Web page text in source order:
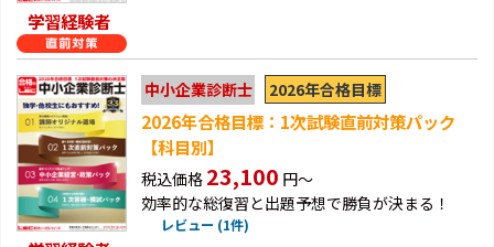
学習経験者
中小企業診断士 2026年合格目標
2026年合格目標：1次試験直前対策パック
【科目別】
税込価格 23,100 円～
効率的な総復習と出題予想で勝負が決まる！
レビュー (1件)